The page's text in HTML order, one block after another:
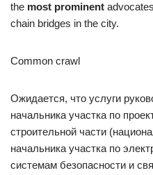
the most prominent
chain bridges in the city.
Common crawl
Ожидается, что услуги
начальника участка по
строительной части
начальника участка по
системам безопасности и